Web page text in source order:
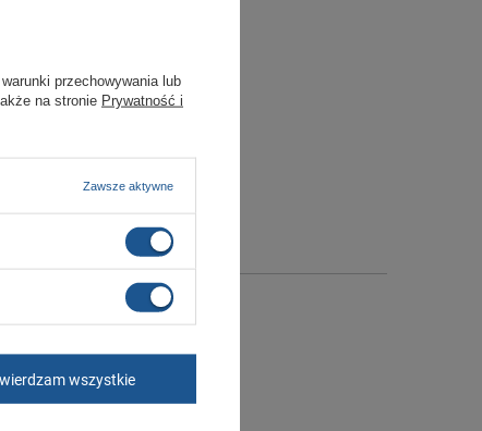
przechowywania lub
na stronie Prywatność i
Zawsze aktywne
wszystkie